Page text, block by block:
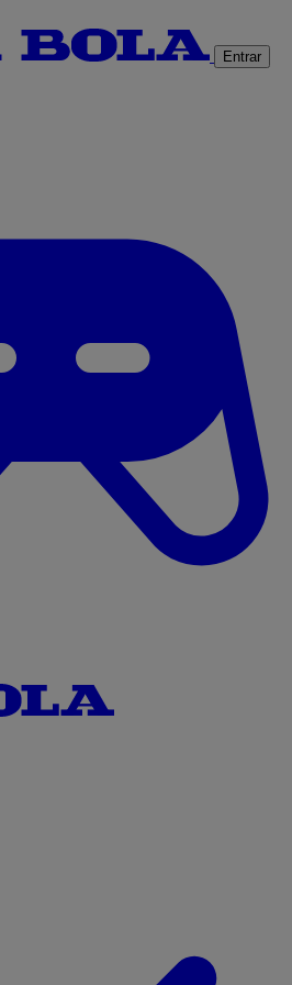
Entrar